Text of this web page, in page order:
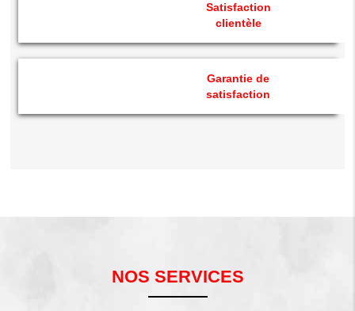
Satisfaction
clientèle
Garantie de
satisfaction
NOS SERVICES